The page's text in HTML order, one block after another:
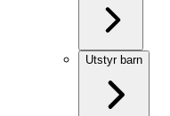
Utstyr barn